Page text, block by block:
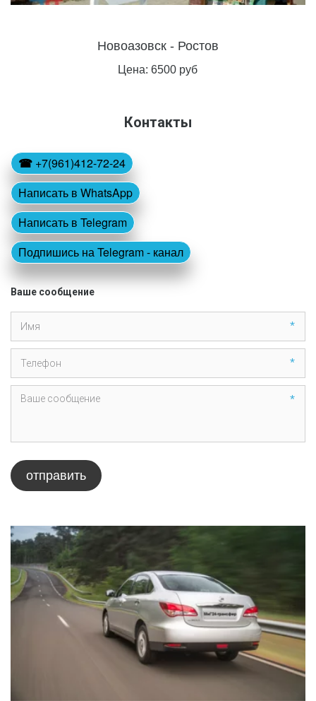
Новоазовск - Ростов
Цена: 6500 руб
Контакты
☎ +7(961)412-72-24
Написать в WhatsApp
Написать в Telegram
Подпишись на Telegram - канал
Ваше сообщение
*
*
*
отправить